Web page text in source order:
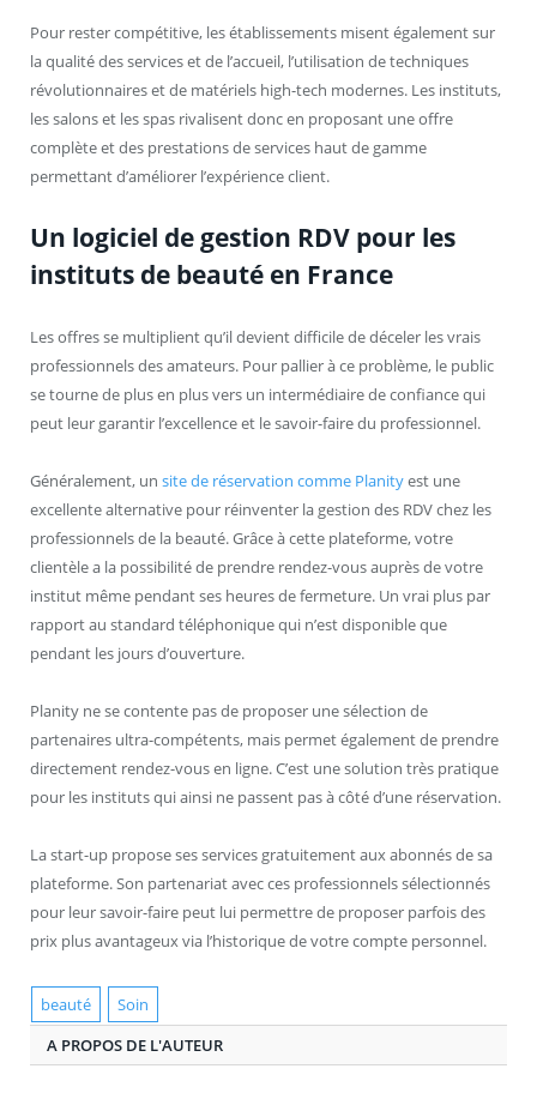
Pour rester compétitive, les établissements misent également sur
la qualité des services et de l’accueil, l’utilisation de techniques
révolutionnaires et de matériels high-tech modernes. Les instituts,
les salons et les spas rivalisent donc en proposant une offre
complète et des prestations de services haut de gamme
permettant d’améliorer l’expérience client.
Un logiciel de gestion RDV pour les
instituts de beauté en France
Les offres se multiplient qu’il devient difficile de déceler les vrais
professionnels des amateurs. Pour pallier à ce problème, le public
se tourne de plus en plus vers un intermédiaire de confiance qui
peut leur garantir l’excellence et le savoir-faire du professionnel.
Généralement, un site de réservation comme Planityest une
excellente alternative pour réinventer la gestion des RDV chez les
professionnels de la beauté. Grâce à cette plateforme, votre
clientèle a la possibilité de prendre rendez-vous auprès de votre
institut même pendant ses heures de fermeture. Un vrai plus par
rapport au standard téléphonique qui n’est disponible que
pendant les jours d’ouverture.
Planity ne se contente pas de proposer une sélection de
partenaires ultra-compétents, mais permet également de prendre
directement rendez-vous en ligne. C’est une solution très pratique
pour les instituts qui ainsi ne passent pas à côté d’une réservation.
La start-up propose ses services gratuitement aux abonnés de sa
plateforme. Son partenariat avec ces professionnels sélectionnés
pour leur savoir-faire peut lui permettre de proposer parfois des
prix plus avantageux via l’historique de votre compte personnel.
beauté
Soin
A PROPOS DE L'AUTEUR